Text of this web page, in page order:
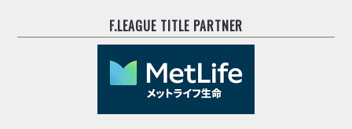
F.LEAGUE TITLE PARTNER